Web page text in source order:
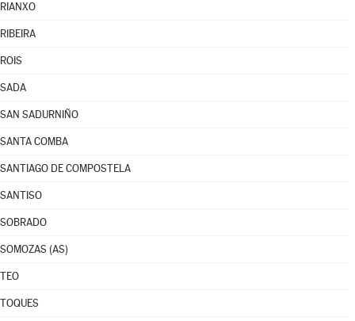
RIANXO
RIBEIRA
ROIS
SADA
SAN SADURNIÑO
SANTA COMBA
SANTIAGO DE COMPOSTELA
SANTISO
SOBRADO
SOMOZAS (AS)
TEO
TOQUES